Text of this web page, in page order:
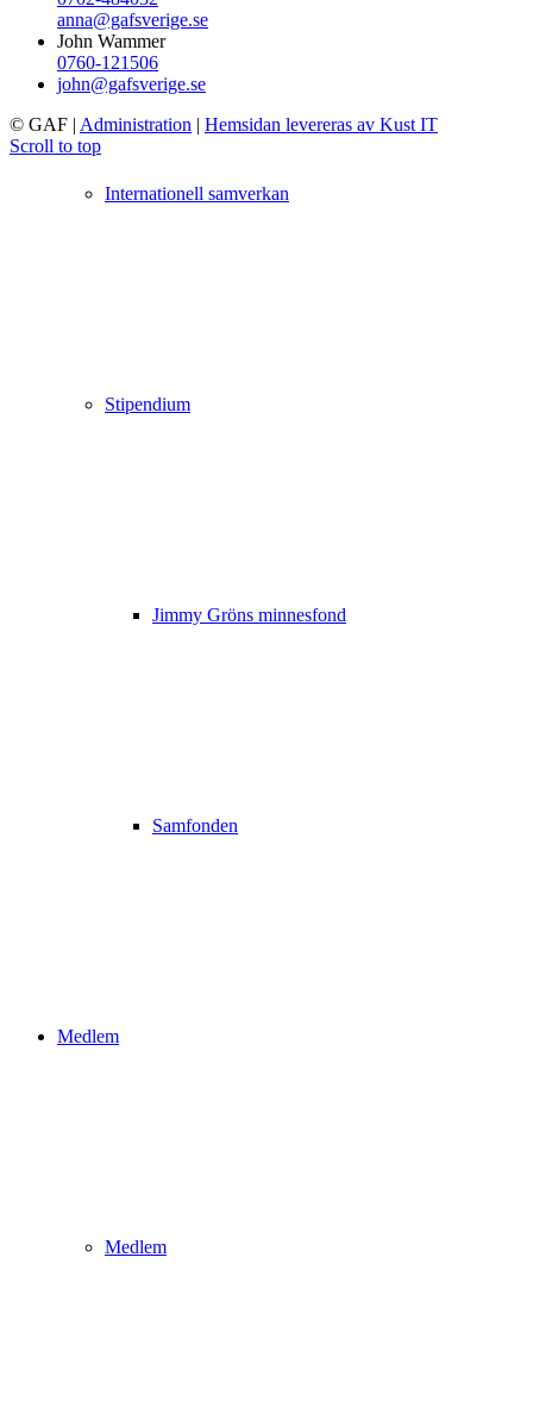
Internationell samverkan
Stipendium
Jimmy Gröns minnesfond
Samfonden
Medlem
Medlem
anna@gafsverige.se
John Wammer
0760-121506
john@gafsverige.se
© GAF | Administration | Hemsidan levereras av Kust IT
Scroll to top